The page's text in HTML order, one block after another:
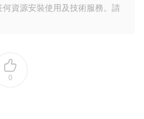
資源安裝使用及技術服務。請
0